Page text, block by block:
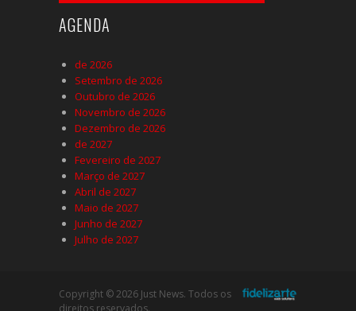
AGENDA
de 2026
Setembro de 2026
Outubro de 2026
Novembro de 2026
Dezembro de 2026
de 2027
Fevereiro de 2027
Março de 2027
Abril de 2027
Maio de 2027
Junho de 2027
Julho de 2027
Copyright © 2026 Just News. Todos os
direitos reservados.